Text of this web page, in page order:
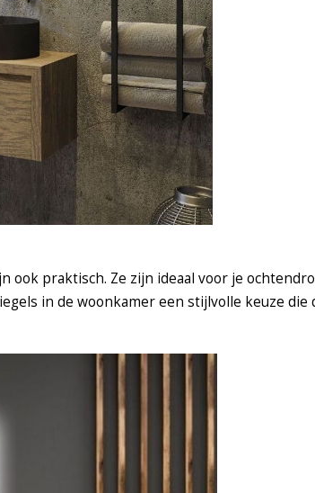
praktisch. Ze zijn ideaal voor je
in de woonkamer een stijlvolle keuze die